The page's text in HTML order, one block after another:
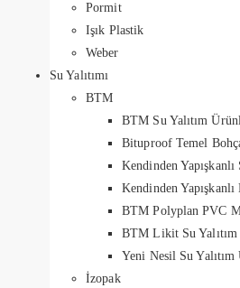
Pormit
Işık Plastik
Weber
Su Yalıtımı
BTM
BTM Su Yalıtım
Bituproof Temel
Kendinden
Kendinden
BTM Polyplan PVC
BTM Likit Su
Yeni Nesil Su
İzopak